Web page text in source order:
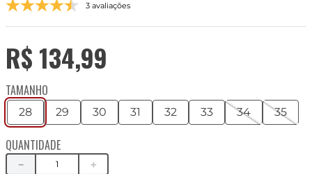
3 avaliações
R$ 134,99
TAMANHO
28 29 30 31 32 33 34 35
QUANTIDADE
＋
－